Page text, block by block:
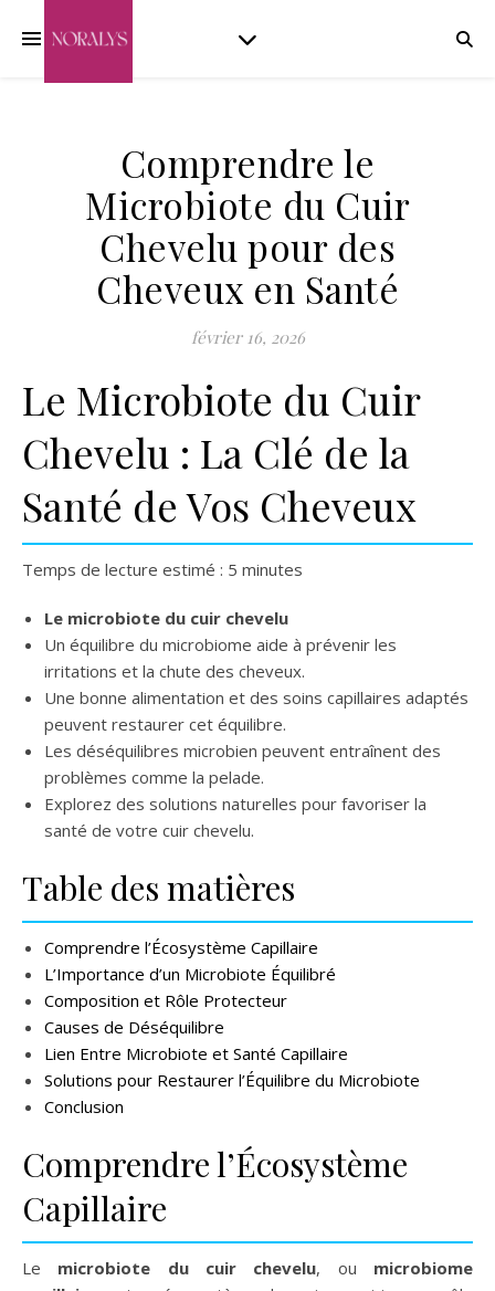
Comprendre le
Microbiote du Cuir
Chevelu pour des
Cheveux en Santé
février 16, 2026
Le Microbiote du Cuir
Chevelu : La Clé de la
Santé de Vos Cheveux
Temps de lecture estimé : 5 minutes
Le microbiote du cuir chevelu
Un équilibre du microbiome aide à prévenir les
irritations et la chute des cheveux.
Une bonne alimentation et des soins capillaires adaptés
peuvent restaurer cet équilibre.
Les déséquilibres microbien peuvent entraînent des
problèmes comme la pelade.
Explorez des solutions naturelles pour favoriser la
santé de votre cuir chevelu.
Table des matières
Comprendre l’Écosystème Capillaire
L’Importance d’un Microbiote Équilibré
Composition et Rôle Protecteur
Causes de Déséquilibre
Lien Entre Microbiote et Santé Capillaire
Solutions pour Restaurer l’Équilibre du Microbiote
Conclusion
Comprendre l’Écosystème
Capillaire
Le microbiote du cuir chevelu, ou microbiome